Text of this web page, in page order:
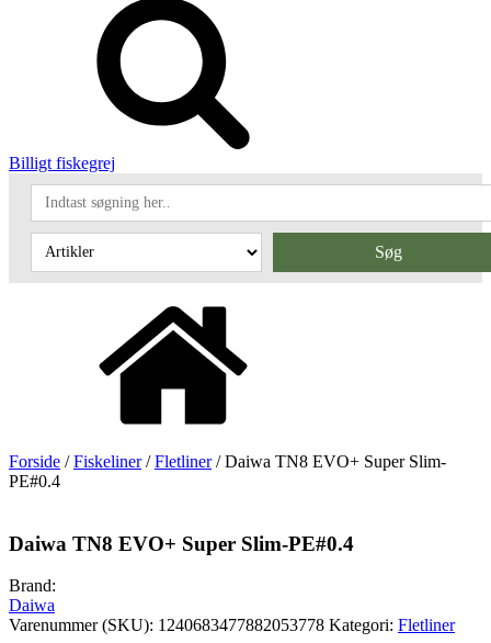
Billigt fiskegrej
Søg
Forside /Fiskeliner/Fletliner/ Daiwa TN8 EVO+ Super Slim-
PE#0.4
Daiwa TN8 EVO+ Super Slim-PE#0.4
Brand:
Daiwa
Varenummer (SKU): 1240683477882053778 Kategori: Fletliner